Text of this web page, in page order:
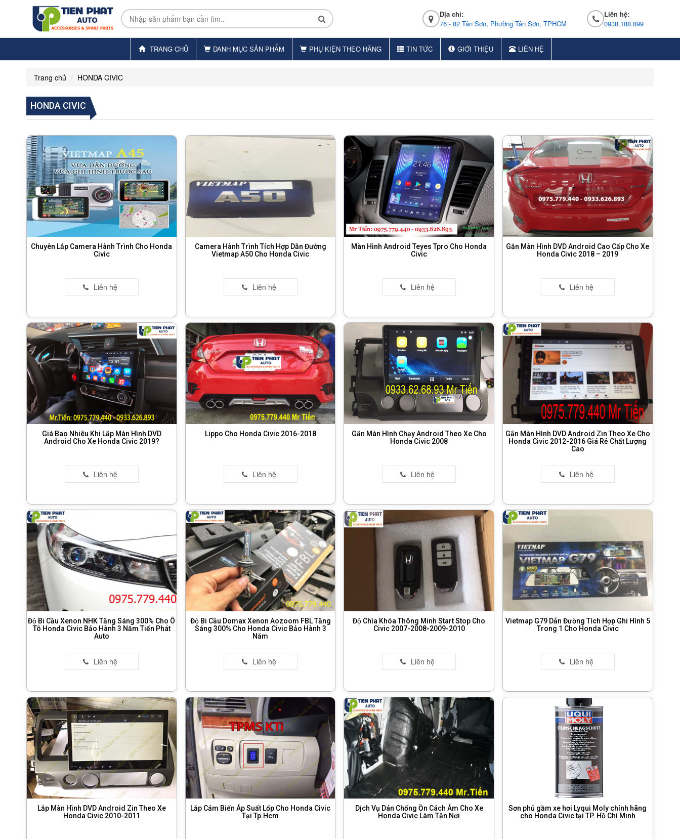
Địa chỉ:
76 - 82 Tân Sơn, Phường Tân Sơn, TPHCM
Liên hệ:
0938.188.899
TRANG CHỦ DANH MỤC SẢN PHẨM PHỤ KIỆN THEO HÃNG TIN TỨC GIỚI THIỆU LIÊN HỆ
Trang chủ HONDA CIVIC
HONDA CIVIC
Chuyên Lắp Camera Hành Trình Cho Honda
Civic
Camera Hành Trình Tích Hợp Dẫn Đường
Vietmap A50 Cho Honda Civic
Màn Hình Android Teyes Tpro Cho Honda
Civic
Gắn Màn Hình DVD Android Cao Cấp Cho Xe
Honda Civic 2018 – 2019
Giá Bao Nhiêu Khi Lắp Màn Hình DVD
Android Cho Xe Honda Civic 2019?
Lippo Cho Honda Civic 2016-2018
Gắn Màn Hình Chạy Android Theo Xe Cho
Honda Civic 2008
Gắn Màn Hình DVD Android Zin Theo Xe Cho
Honda Civic 2012-2016 Giá Rẻ Chất Lượng
Cao
Độ Bi Cầu Xenon NHK Tăng Sáng 300% Cho Ô
Tô Honda Civic Bảo Hành 3 Năm Tiến Phát
Auto
Độ Bi Cầu Domax Xenon Aozoom FBL Tăng
Sáng 300% Cho Honda Civic Bảo Hành 3
Năm
Độ Chìa Khóa Thông Minh Start Stop Cho
Civic 2007-2008-2009-2010
Vietmap G79 Dẫn Đường Tích Hợp Ghi Hình 5
Trong 1 Cho Honda Civic
Lắp Màn Hình DVD Android Zin Theo Xe
Honda Civic 2010-2011
Lắp Cảm Biến Áp Suất Lốp Cho Honda Civic
Tại Tp.Hcm
Dịch Vụ Dán Chống Ồn Cách Âm Cho Xe
Honda Civic Làm Tận Nơi
Sơn phủ gầm xe hơi Lyqui Moly chính hãng
cho Honda Civic tại TP. Hồ Chí Minh